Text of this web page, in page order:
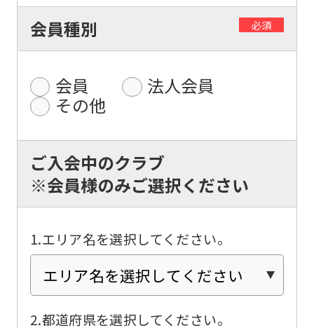
会員種別 必須
会員
法人会員
その他
ご入会中のクラブ
※会員様のみご選択ください
1.エリア名を選択してください。
2.都道府県を選択してください。
website
translated
into
the
link
below
(start